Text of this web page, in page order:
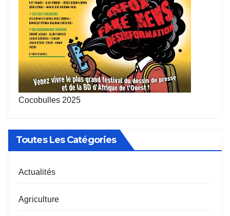
Cocobulles 2025
Toutes Les Catégories
Actualités
Agriculture